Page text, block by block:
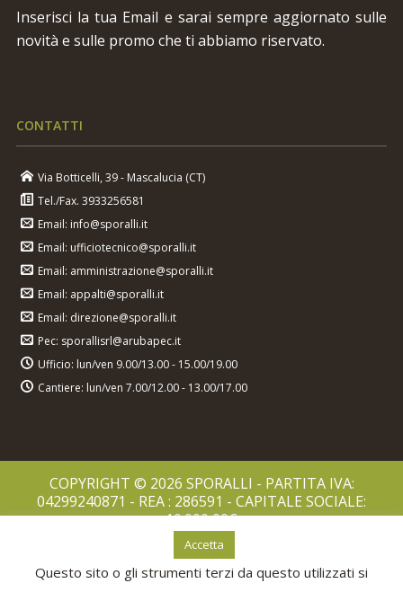
Inserisci la tua Email e sarai sempre aggiornato sulle
novità e sulle promo che ti abbiamo riservato.
CONTATTI
Via Botticelli, 39 - Mascalucia (CT)
Tel./Fax. 3933256581
Email: info@sporalli.it
Email: ufficiotecnico@sporalli.it
Email: amministrazione@sporalli.it
Email: appalti@sporalli.it
Email: direzione@sporalli.it
Pec: sporallisrl@arubapec.it
Ufficio: lun/ven 9.00/13.00 - 15.00/19.00
Cantiere: lun/ven 7.00/12.00 - 13.00/17.00
COPYRIGHT © 2026 SPORALLI - PARTITA IVA:
04299240871 - REA : 286591 - CAPITALE SOCIALE:
10.000,00€
Accetta
Questo sito o gli strumenti terzi da questo utilizzati si